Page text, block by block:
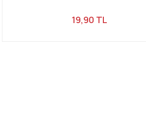
19,90 TL